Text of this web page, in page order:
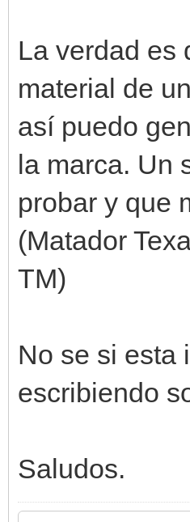
La verdad es
material de
así puedo
la marca. Un
probar y que
(Matador
TM)
No se si esta
escribiendo
Saludos.